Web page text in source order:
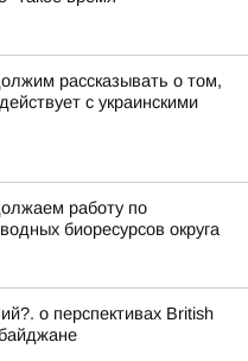
рассказывать о том,
с украинскими
работу по
биоресурсов округа
о перспективах British